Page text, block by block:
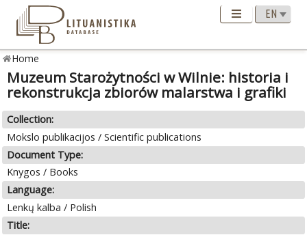
Home
Muzeum Starożytności w Wilnie: historia i
rekonstrukcja zbiorów malarstwa i grafiki
Collection:
Mokslo publikacijos / Scientific publications
Document Type:
Knygos / Books
Language:
Lenkų kalba / Polish
Title: